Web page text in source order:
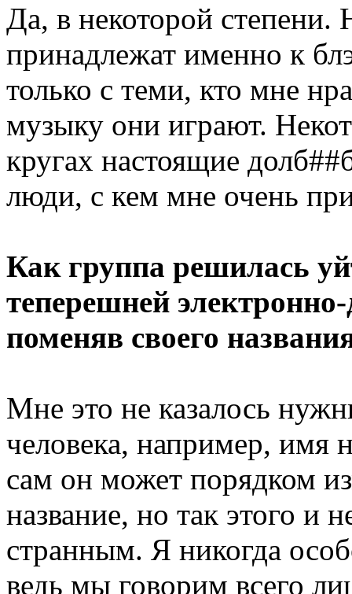
Да, в некоторой
принадлежат именно к
только с теми, кто мне
музыку они играют.
кругах настоящие
люди, с кем мне очень
Как группа решилась
теперешней
поменяв своего
Мне это не казалось
человека, например, имя
сам он может порядком
название, но так этого и
странным. Я никогда
ведь мы говорим всего